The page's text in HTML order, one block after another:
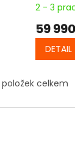
2 - 3
59
DETAIL
O
l
položek celkem